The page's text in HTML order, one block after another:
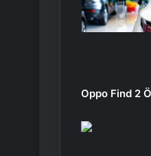
Oppo Find 2